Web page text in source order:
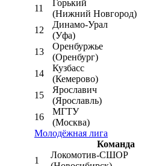
11
Горький
(Нижний Новгород)
12
Динамо-Урал
(Уфа)
13
Оренбуржье
(Оренбург)
14
Кузбасс
(Кемерово)
15
Ярославич
(Ярославль)
16
МГТУ
(Москва)
Молодёжная лига
Команда
1
Локомотив-CШОР